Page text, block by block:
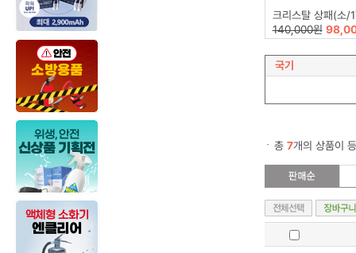
크리스탈 상패(소/
140,000원
국기
총 7개의 상품이